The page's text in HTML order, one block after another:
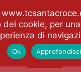
dei cookie, per
di
Ok Approfondisci